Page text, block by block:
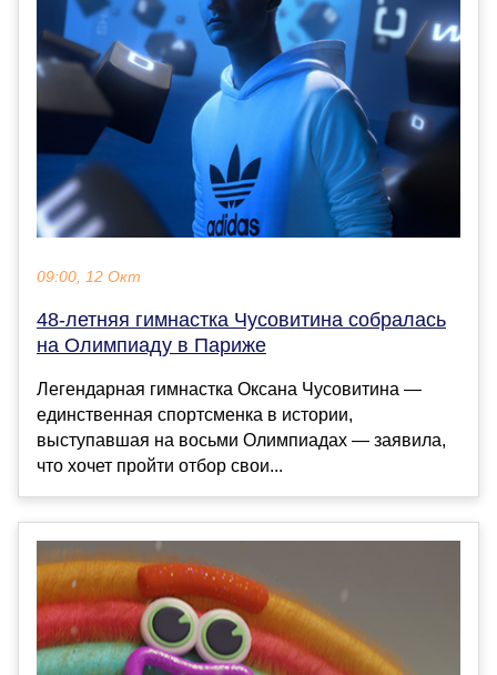
09:00, 12 Окт
48-летняя гимнастка Чусовитина собралась
на Олимпиаду в Париже
Легендарная гимнастка Оксана Чусовитина —
единственная спортсменка в истории,
выступавшая на восьми Олимпиадах — заявила,
что хочет пройти отбор свои...